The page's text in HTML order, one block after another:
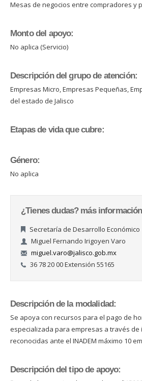
Mesas de negocios entre compradores y
Monto del apoyo:
No aplica (Servicio)
Descripción del grupo de atención:
Empresas Micro, Empresas Pequeñas,
del estado de Jalisco
Etapas de vida que cubre:
Género:
No aplica
¿Tienes dudas? más
Secretaría de Desarrollo Económico
Miguel Fernando Irigoyen Varo
miguel.varo@jalisco.gob.mx
36 78 20 00 Extensión 55165
Descripción de la modalidad:
Se apoya con recursos para el pago de
especializada para empresas a través de
reconocidas ante el INADEM máximo 10
Descripción del tipo de apoyo: